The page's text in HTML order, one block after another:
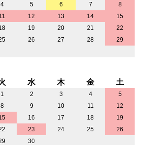
4 5 6 7
8
11 12 13 14
15
19 20 21
22
26 27 28
29
水 木 金 土
1 2 3 4
5
8 9 10 11
12
16 17 18
19
23 24 25
26
30